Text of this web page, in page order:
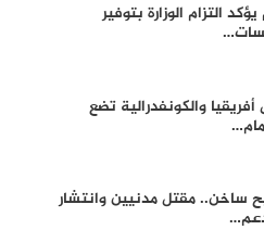
التزام الوزارة بتوفير
والكونفدرالية تضع
ساخن.. مقتل مدنيين وانتشار